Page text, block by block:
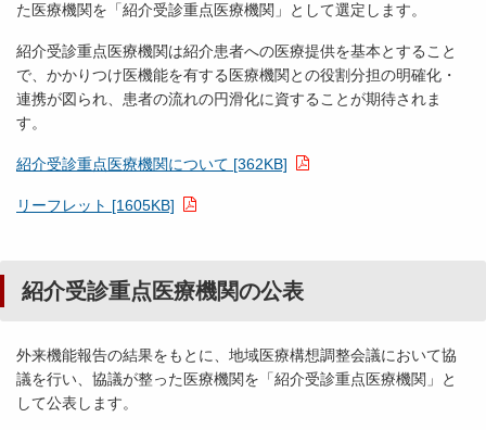
た医療機関を「紹介受診重点医療機関」として選定します。
紹介受診重点医療機関は紹介患者への医療提供を基本とすること
で、かかりつけ医機能を有する医療機関との役割分担の明確化・
連携が図られ、患者の流れの円滑化に資することが期待されま
す。
紹介受診重点医療機関について [362KB]
リーフレット [1605KB]
紹介受診重点医療機関の公表
外来機能報告の結果をもとに、地域医療構想調整会議において協
議を行い、協議が整った医療機関を「紹介受診重点医療機関」と
して公表します。